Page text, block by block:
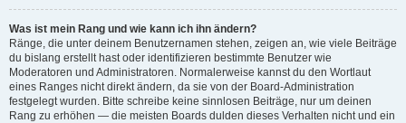
Was ist mein Rang und wie kann ich ihn ändern?
Ränge, die unter deinem Benutzernamen stehen, zeigen an, wie viele Beiträge
du bislang erstellt hast oder identifizieren bestimmte Benutzer wie
Moderatoren und Administratoren. Normalerweise kannst du den Wortlaut
eines Ranges nicht direkt ändern, da sie von der Board-Administration
festgelegt wurden. Bitte schreibe keine sinnlosen Beiträge, nur um deinen
Rang zu erhöhen — die meisten Boards dulden dieses Verhalten nicht und ein